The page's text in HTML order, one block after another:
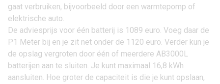
gaat verbruiken, bijvoorbeeld door een warmtepomp of
elektrische auto.
De adviesprijs voor één batterij is 1089 euro. Voeg daar de
P1 Meter bij en je zit net onder de 1120 euro. Verder kun je
de opslag vergroten door één of meerdere AB3000L
batterijen aan te sluiten. Je kunt maximaal 16,8 kWh
aansluiten. Hoe groter de capaciteit is die je kunt opslaan,